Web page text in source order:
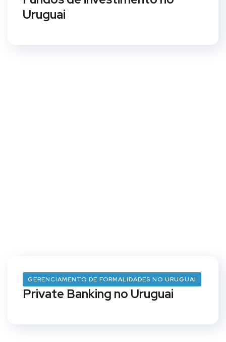
Uruguai
GERENCIAMENTO DE FORMALIDADES NO URUGUAI
Private Banking no Uruguai